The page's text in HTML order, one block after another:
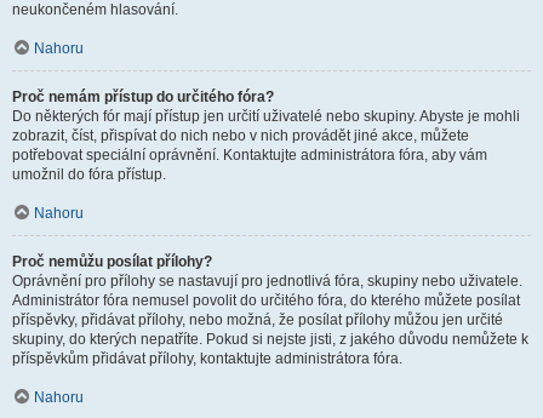
neukončeném hlasování.
Nahoru
Proč nemám přístup do určitého fóra?
Do některých fór mají přístup jen určití uživatelé nebo skupiny. Abyste je mohli
zobrazit, číst, přispívat do nich nebo v nich provádět jiné akce, můžete
potřebovat speciální oprávnění. Kontaktujte administrátora fóra, aby vám
umožnil do fóra přístup.
Nahoru
Proč nemůžu posílat přílohy?
Oprávnění pro přílohy se nastavují pro jednotlivá fóra, skupiny nebo uživatele.
Administrátor fóra nemusel povolit do určitého fóra, do kterého můžete posílat
příspěvky, přidávat přílohy, nebo možná, že posílat přílohy můžou jen určité
skupiny, do kterých nepatříte. Pokud si nejste jisti, z jakého důvodu nemůžete k
příspěvkům přidávat přílohy, kontaktujte administrátora fóra.
Nahoru